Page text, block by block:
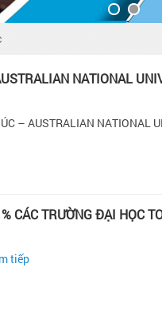
NATIONAL
– AUSTRALIAN NATIONAL
CÁC TRƯỜNG ĐẠI HỌC
tiếp